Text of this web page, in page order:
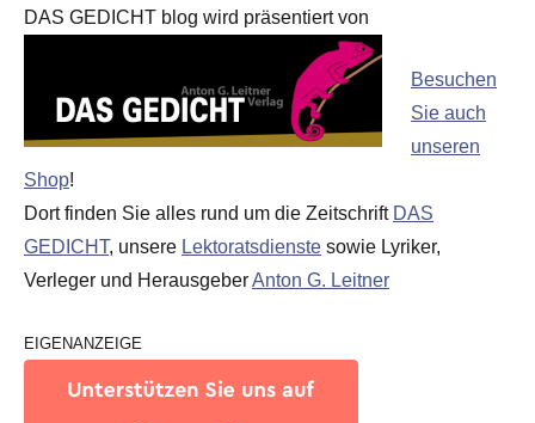
DAS GEDICHT blog wird präsentiert von
Besuchen
Sie auch
unseren
Shop!
Dort finden Sie alles rund um die Zeitschrift DAS
GEDICHT, unsere Lektoratsdienste sowie Lyriker,
Verleger und HerausgeberAnton G. Leitner
EIGENANZEIGE